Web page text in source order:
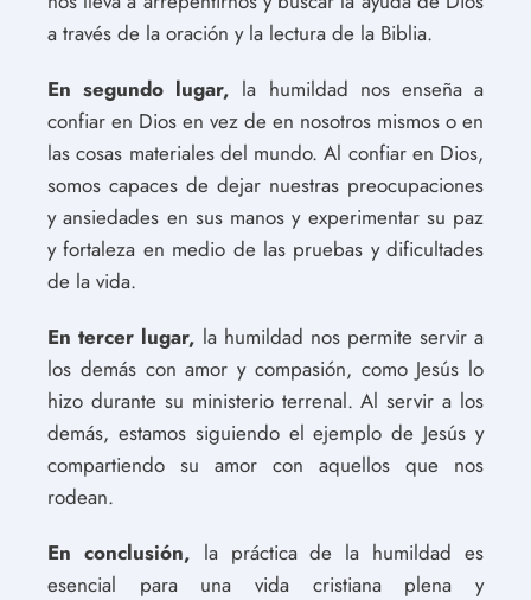
a través de la oración y la lectura de la Biblia.
En segundo lugar, la humildad nos enseña a
confiar en Dios en vez de en nosotros mismos o en
las cosas materiales del mundo. Al confiar en Dios,
somos capaces de dejar nuestras preocupaciones
y ansiedades en sus manos y experimentar su paz
y fortaleza en medio de las pruebas y dificultades
de la vida.
En tercer lugar, la humildad nos permite servir a
los demás con amor y compasión, como Jesús lo
hizo durante su ministerio terrenal. Al servir a los
demás, estamos siguiendo el ejemplo de Jesús y
compartiendo su amor con aquellos que nos
rodean.
En conclusión, la práctica de la humildad es
esencial para una vida cristiana plena y